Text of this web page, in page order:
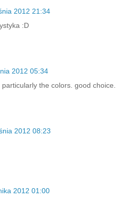
2012 21:34
:D
2012 05:34
the colors. good choice.
2012 08:23
2012 01:00